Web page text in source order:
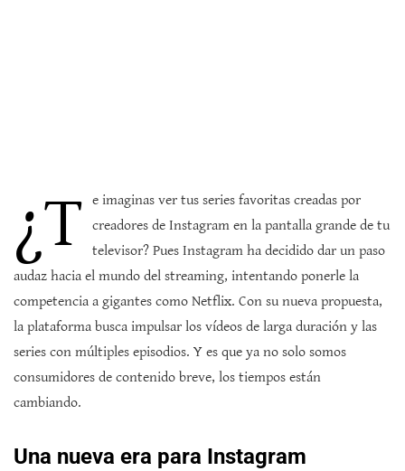
¿T e imaginas ver tus series favoritas creadas por
creadores de Instagram en la pantalla grande de tu
televisor? Pues Instagram ha decidido dar un paso
audaz hacia el mundo del streaming, intentando ponerle la
competencia a gigantes como Netflix. Con su nueva propuesta,
la plataforma busca impulsar los vídeos de larga duración y las
series con múltiples episodios. Y es que ya no solo somos
consumidores de contenido breve, los tiempos están
cambiando.
Una nueva era para Instagram